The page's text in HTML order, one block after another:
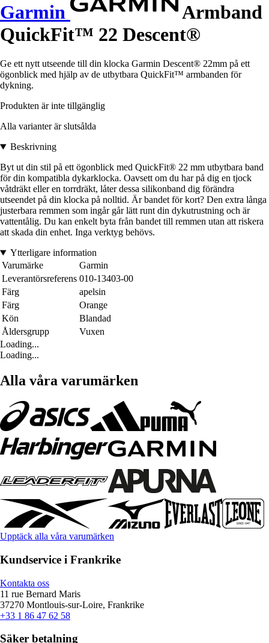
Garmin
Armband
QuickFit™ 22 Descent®
Ge ett nytt utseende till din klocka Garmin Descent® 22mm på ett
ögonblick med hjälp av de utbytbara QuickFit™ armbanden för
dykning.
Produkten är inte tillgänglig
Alla varianter är slutsålda
Beskrivning
Byt ut din stil på ett ögonblick med QuickFit® 22 mm utbytbara band
för din kompatibla dykarklocka. Oavsett om du har på dig en tjock
våtdräkt eller en torrdräkt, låter dessa silikonband dig förändra
utseendet på din klocka på nolltid. Är bandet för kort? Den extra långa
justerbara remmen som ingår går lätt runt din dykutrustning och är
vattentålig. Du kan enkelt byta från bandet till remmen utan att riskera
att skada din enhet. Inga verktyg behövs.
Ytterligare information
Varumärke
Garmin
Leverantörsreferens 010-13403-00
Färg
apelsin
Färg
Orange
Kön
Blandad
Åldersgrupp
Vuxen
Loading...
Loading...
Alla våra varumärken
Upptäck alla våra varumärken
Kundservice i Frankrike
Kontakta oss
11 rue Bernard Maris
37270 Montlouis-sur-Loire, Frankrike
+33 1 86 47 62 58
Säker betalning